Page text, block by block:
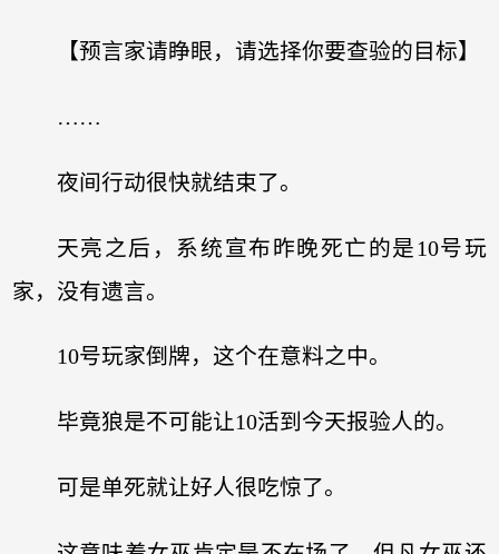
【预言家请睁眼，请选择你要查验的目标】
……
夜间行动很快就结束了。
天亮之后，系统宣布昨晚死亡的是10号玩
家，没有遗言。
10号玩家倒牌，这个在意料之中。
毕竟狼是不可能让10活到今天报验人的。
可是单死就让好人很吃惊了。